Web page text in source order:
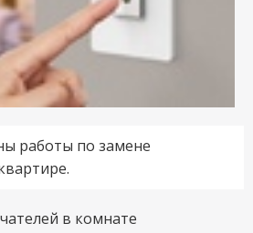
работы по замене
в комнате